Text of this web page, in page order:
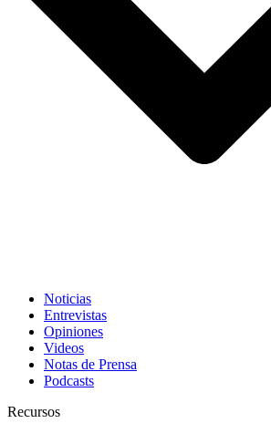
Noticias
Entrevistas
Opiniones
Videos
Notas de Prensa
Podcasts
Recursos